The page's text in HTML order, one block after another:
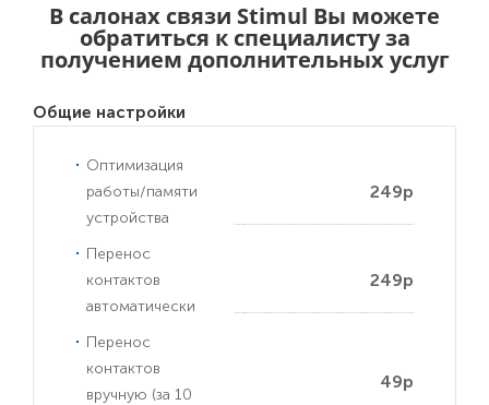
В салонах связи Stimul Вы можете
обратиться к специалисту за
получением дополнительных услуг
Общие настройки
Оптимизация
работы/памяти
устройства
249р
Перенос
контактов
автоматически
249р
Перенос
контактов
вручную (за 10
49р